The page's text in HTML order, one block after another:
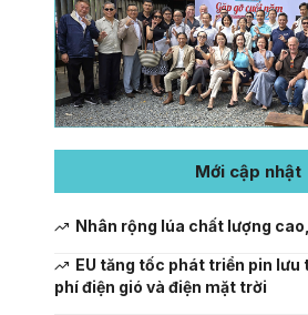
Mới cập nhật
Nhân rộng lúa chất lượng
EU tăng tốc phát triển pin lưu
phí điện gió và điện mặt trời